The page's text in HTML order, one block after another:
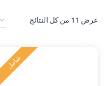
عرض ⁦11⁩ من كل النتائج
حسب
الأحدث
ش
ا
م
ل
ت
ر
ك
ي
ب